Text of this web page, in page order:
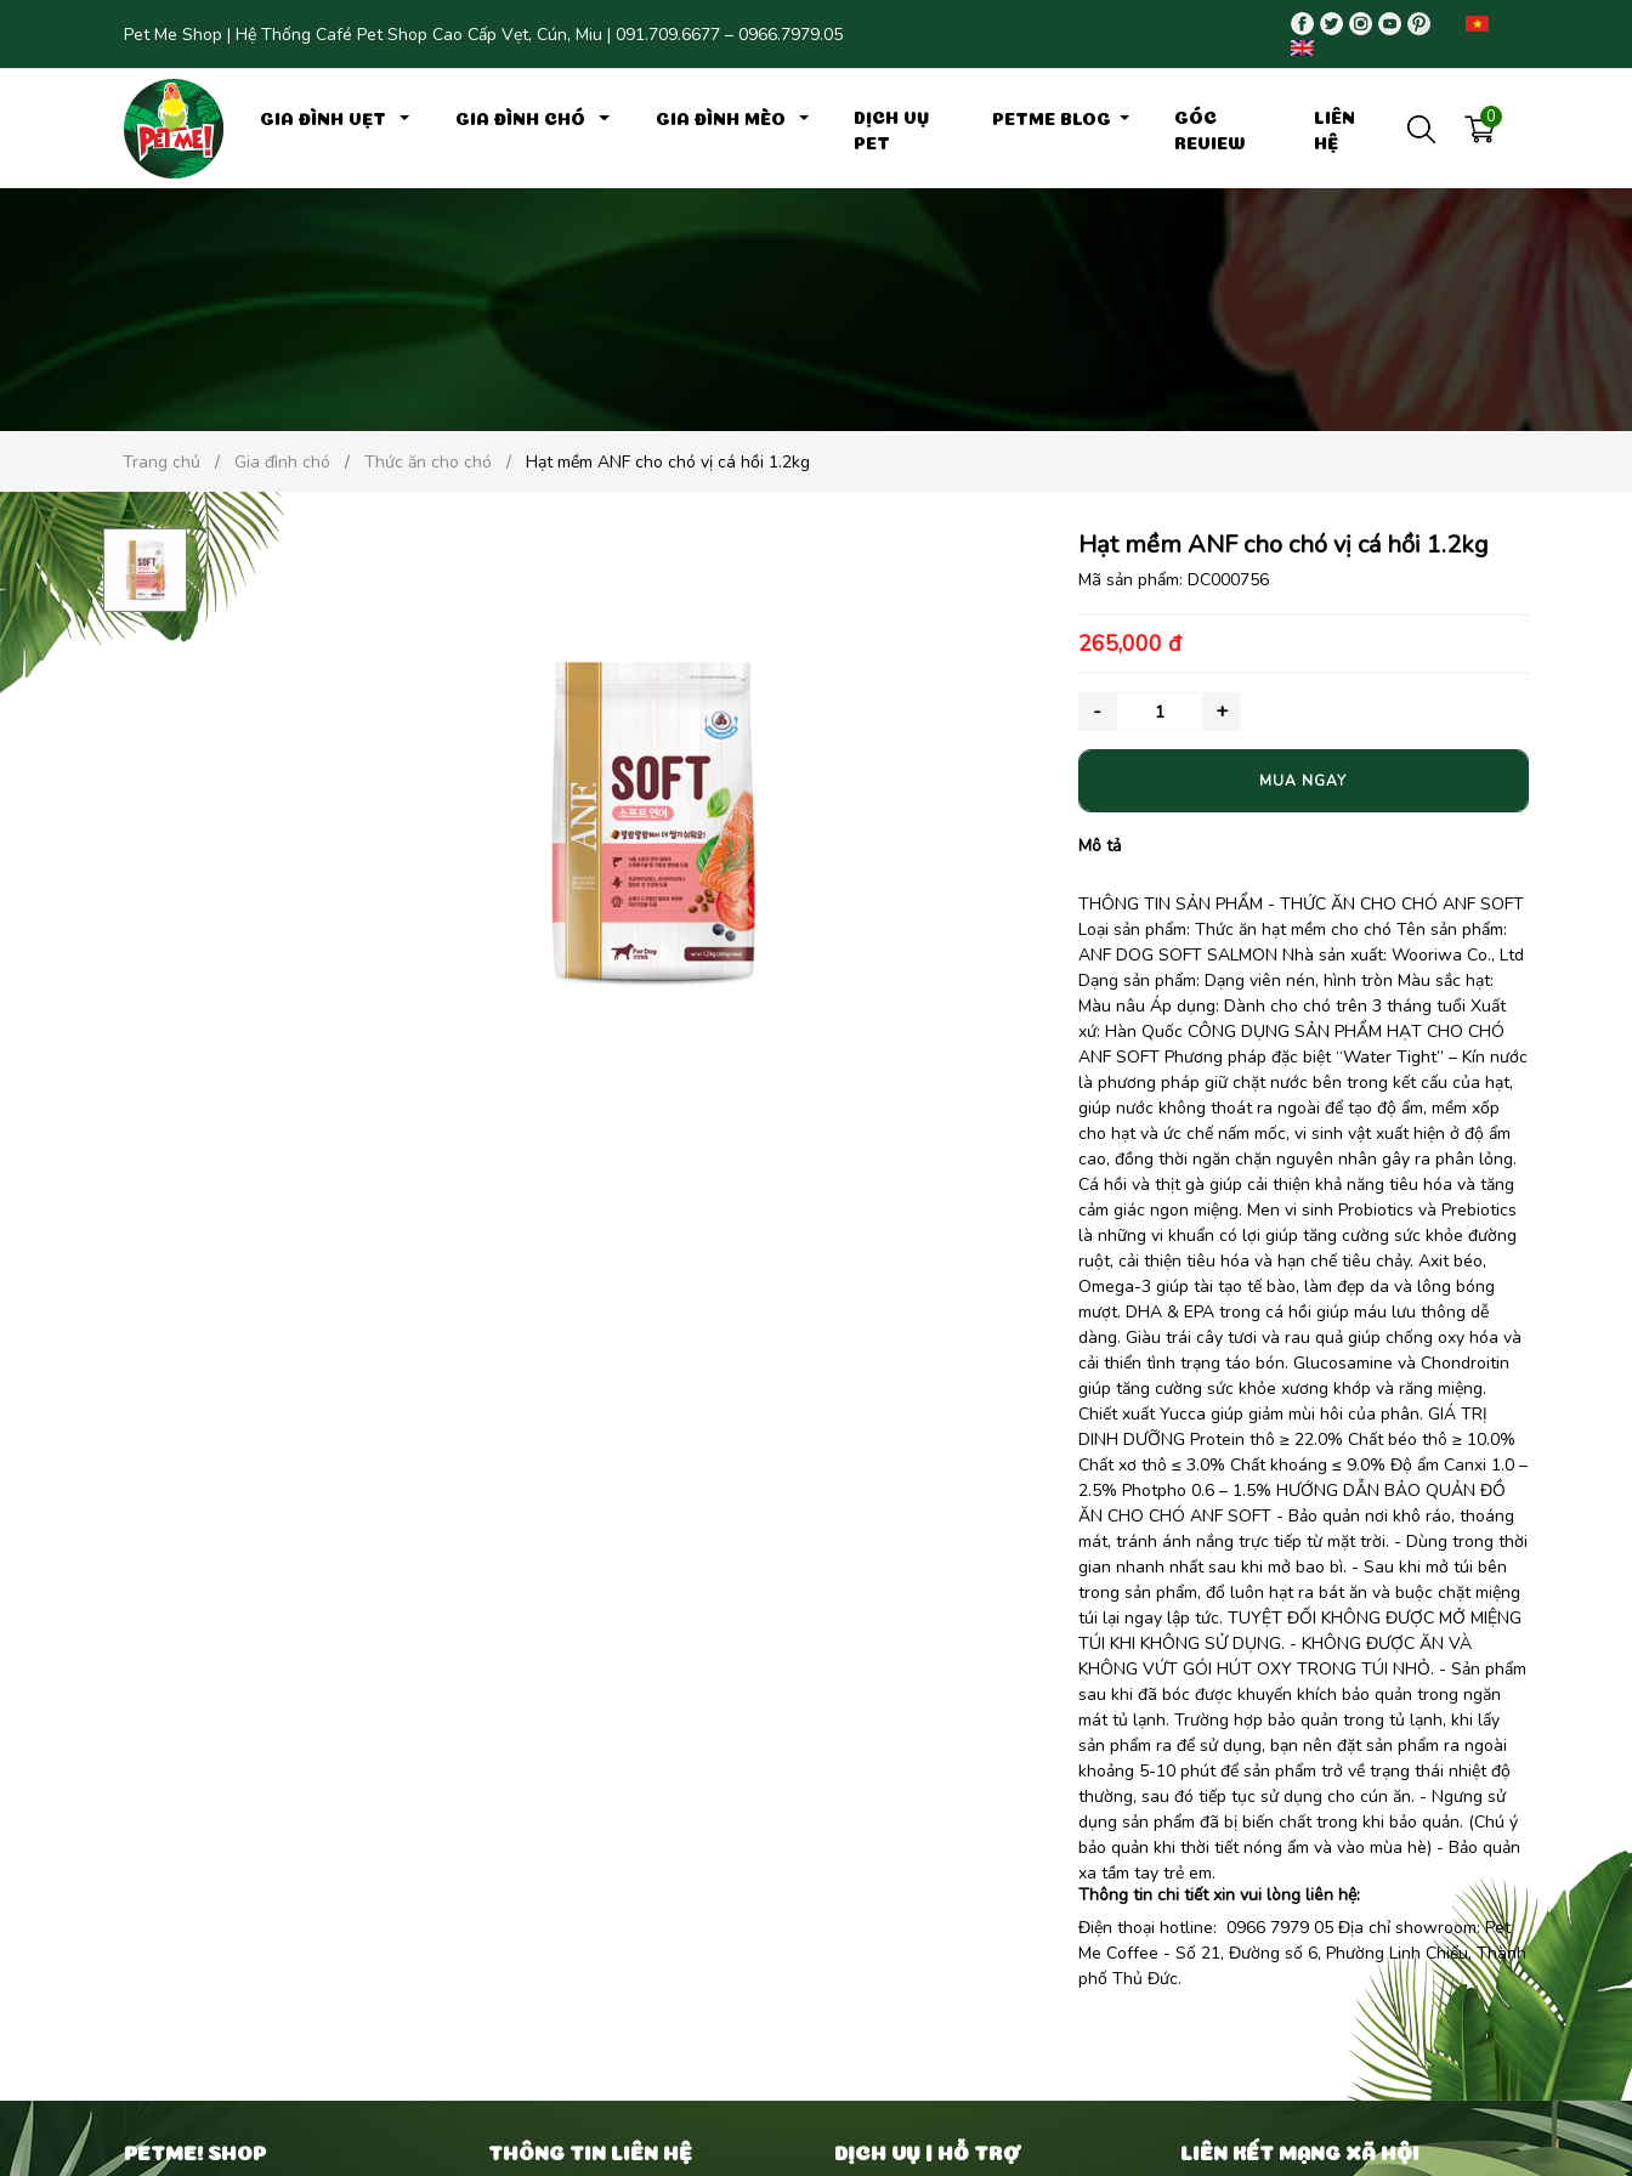
Pet Me Shop | Hệ Thống Café Pet Shop Cao Cấp Vẹt, Cún, Miu | 091.709.6677 – 0966.7979.05
GIA ĐÌNH VẸT GIA ĐÌNH CHÓ GIA ĐÌNH MÈO DỊCH VỤ
PET
PETME BLOG GÓC
REVIEW
LIÊN
HỆ
0
Trang chủ Gia đình chó Thức ăn cho chó Hạt mềm ANF cho chó vị cá hồi 1.2kg
Hạt mềm ANF cho chó vị cá hồi 1.2kg
Mã sản phẩm: DC000756
265,000 đ
MUA NGAY
Mô tả
THÔNG TIN SẢN PHẨM - THỨC ĂN CHO CHÓ ANF SOFT
Loại sản phẩm: Thức ăn hạt mềm cho chó Tên sản phẩm:
ANF DOG SOFT SALMON Nhà sản xuất: Wooriwa Co., Ltd
Dạng sản phẩm: Dạng viên nén, hình tròn Màu sắc hạt:
Màu nâu Áp dụng: Dành cho chó trên 3 tháng tuổi Xuất
xứ: Hàn Quốc CÔNG DỤNG SẢN PHẨM HẠT CHO CHÓ
ANF SOFT Phương pháp đặc biệt “Water Tight” – Kín nước
là phương pháp giữ chặt nước bên trong kết cấu của hạt,
giúp nước không thoát ra ngoài để tạo độ ẩm, mềm xốp
cho hạt và ức chế nấm mốc, vi sinh vật xuất hiện ở độ ẩm
cao, đồng thời ngăn chặn nguyên nhân gây ra phân lỏng.
Cá hồi và thịt gà giúp cải thiện khả năng tiêu hóa và tăng
cảm giác ngon miệng. Men vi sinh Probiotics và Prebiotics
là những vi khuẩn có lợi giúp tăng cường sức khỏe đường
ruột, cải thiện tiêu hóa và hạn chế tiêu chảy. Axit béo,
Omega-3 giúp tài tạo tế bào, làm đẹp da và lông bóng
mượt. DHA & EPA trong cá hồi giúp máu lưu thông dễ
dàng. Giàu trái cây tươi và rau quả giúp chống oxy hóa và
cải thiển tình trạng táo bón. Glucosamine và Chondroitin
giúp tăng cường sức khỏe xương khớp và răng miệng.
Chiết xuất Yucca giúp giảm mùi hôi của phân. GIÁ TRỊ
DINH DƯỠNG Protein thô ≥ 22.0% Chất béo thô ≥ 10.0%
Chất xơ thô ≤ 3.0% Chất khoáng ≤ 9.0% Độ ẩm Canxi 1.0 –
2.5% Photpho 0.6 – 1.5% HƯỚNG DẪN BẢO QUẢN ĐỒ
ĂN CHO CHÓ ANF SOFT - Bảo quản nơi khô ráo, thoáng
mát, tránh ánh nắng trực tiếp từ mặt trời. - Dùng trong thời
gian nhanh nhất sau khi mở bao bì. - Sau khi mở túi bên
trong sản phẩm, đổ luôn hạt ra bát ăn và buộc chặt miệng
túi lại ngay lập tức. TUYỆT ĐỐI KHÔNG ĐƯỢC MỞ MIỆNG
TÚI KHI KHÔNG SỬ DỤNG. - KHÔNG ĐƯỢC ĂN VÀ
KHÔNG VỨT GÓI HÚT OXY TRONG TÚI NHỎ. - Sản phẩm
sau khi đã bóc được khuyến khích bảo quản trong ngăn
mát tủ lạnh. Trường hợp bảo quản trong tủ lạnh, khi lấy
sản phẩm ra để sử dụng, bạn nên đặt sản phẩm ra ngoài
khoảng 5-10 phút để sản phẩm trở về trạng thái nhiệt độ
thường, sau đó tiếp tục sử dụng cho cún ăn. - Ngưng sử
dụng sản phẩm đã bị biến chất trong khi bảo quản. (Chú ý
bảo quản khi thời tiết nóng ẩm và vào mùa hè) - Bảo quản
xa tầm tay trẻ em.
Thông tin chi tiết xin vui lòng liên hệ:
Điện thoại hotline: 0966 7979 05 Địa chỉ showroom:Pet
Me Coffee - Số 21, Đường số 6, Phường Linh Chiểu, Thành
phố Thủ Đức.
PETME! SHOP THÔNG TIN LIÊN HỆ DỊCH VỤ | HỖ TRỢ LIÊN KẾT MẠNG XÃ HỘI